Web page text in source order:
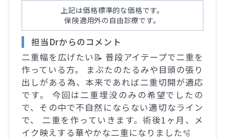
上記は価格標準的な価格です。
保険適用外の自由診療です。
担当Drからのコメント
二重幅を広げたい📝 普段アイテープで二重を
作っている方。 まぶたのたるみや目頭の張り
出しがある為、本来であれば二重切開が適応
です。 今回は二重埋没のみの希望でしたの
で、その中で不自然にならない適切なライン
で、 二重を作っていきます。術後1ヶ月、メ
イク映えする華やかな二重になりました🫧